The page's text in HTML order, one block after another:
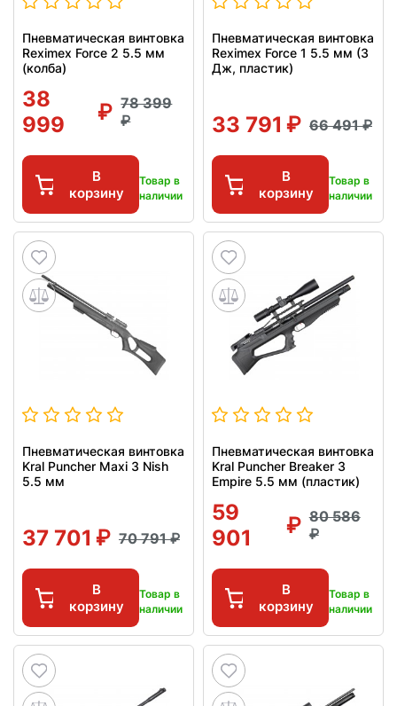
Пневматическая винтовка
Reximex Force 2 5.5 мм
(колба)
38
999
78 399
В
корзину
Товар в
наличии
Пневматическая винтовка
Reximex Force 1 5.5 мм (3
Дж, пластик)
33 791 66 491
В
корзину
Товар в
наличии
Пневматическая винтовка
Kral Puncher Maxi 3 Nish
5.5 мм
37 701 70 791
В
корзину
Товар в
наличии
Пневматическая винтовка
Kral Puncher Breaker 3
Empire 5.5 мм (пластик)
59
901
80 586
В
корзину
Товар в
наличии